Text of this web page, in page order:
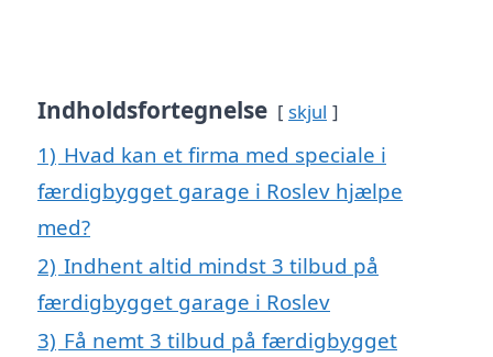
Indholdsfortegnelse skjul
1) Hvad kan et firma med speciale i
færdigbygget garage i Roslev hjælpe
med?
2) Indhent altid mindst 3 tilbud på
færdigbygget garage i Roslev
3) Få nemt 3 tilbud på færdigbygget